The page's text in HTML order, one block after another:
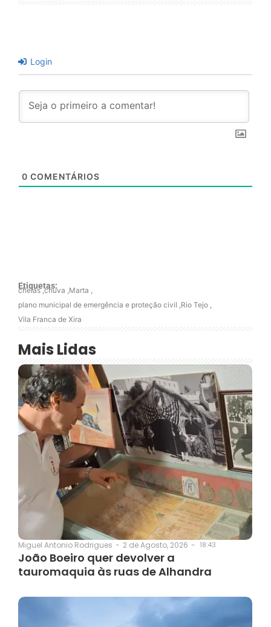
Login
0 COMENTÁRIOS
Etiquetas:
cheias,chuva Marta
plano municipal de emergência e proteção civil Rio Tejo
Vila Franca de Xira
Mais Lidas
Miguel Antonio Rodrigues - 2 de Agosto, 2026 - 18:43
João Boeiro quer devolver a
tauromaquia às ruas de Alhandra